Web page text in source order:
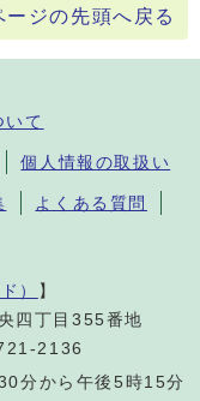
ージの先頭へ戻る
て
個人情報の取扱い
よくある質問
） 】
四丁目355番地
2136
分から午後5時15分